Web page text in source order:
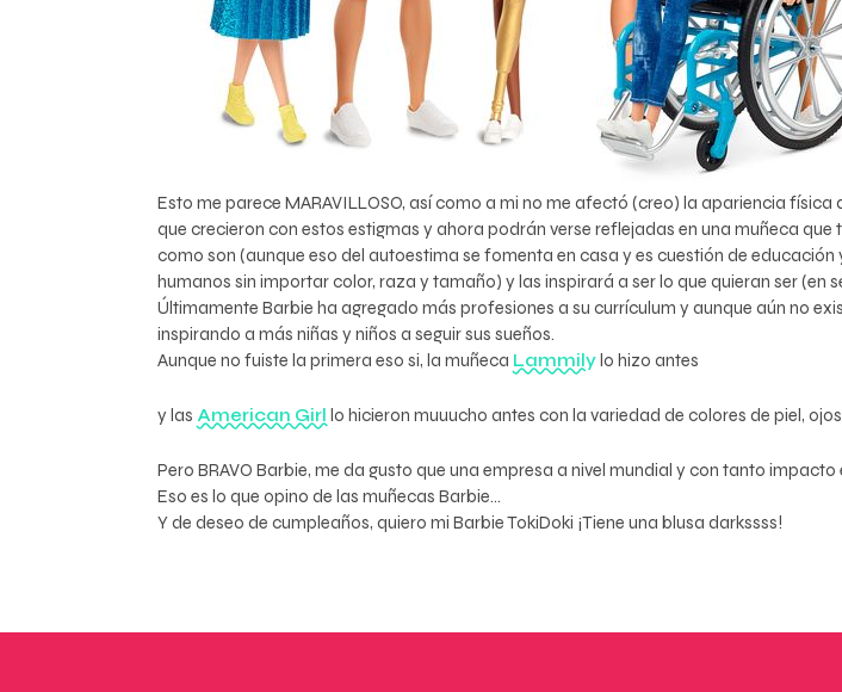
Esto me parece MARAVILLOSO, así como a mi no me afectó (creo) la apariencia
que crecieron con estos estigmas y ahora podrán verse reflejadas en una muñeca
como son (aunque eso del autoestima se fomenta en casa y es cuestión de
humanos sin importar color, raza y tamaño) y las inspirará a ser lo que quieran ser (en
Últimamente Barbie ha agregado más profesiones a su currículum y aunque aún no
inspirando a más niñas y niños a seguir sus sueños.
Aunque no fuiste la primera eso si, la muñeca Lammilylo hizo antes
y las American Girl lo hicieron muuucho antes con la variedad de colores de piel,
Pero BRAVO Barbie, me da gusto que una empresa a nivel mundial y con tanto
Eso es lo que opino de las muñecas Barbie…
Y de deseo de cumpleaños, quiero mi Barbie TokiDoki ¡Tiene una blusa darkssss!